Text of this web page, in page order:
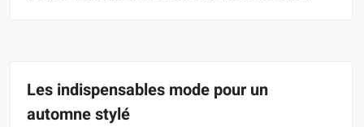
Les indispensables mode pour un
automne stylé